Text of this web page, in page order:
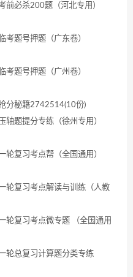
必杀200题（河北专用）
题号押题（广东卷）
题号押题（广州卷）
分秘籍2742514(10份)
题提分专练（徐州专用）
复习考点帮（全国通用）
轮复习考点解读与训练（人教
复习考点微专题 （全国通用
轮总复习计算题分类专练